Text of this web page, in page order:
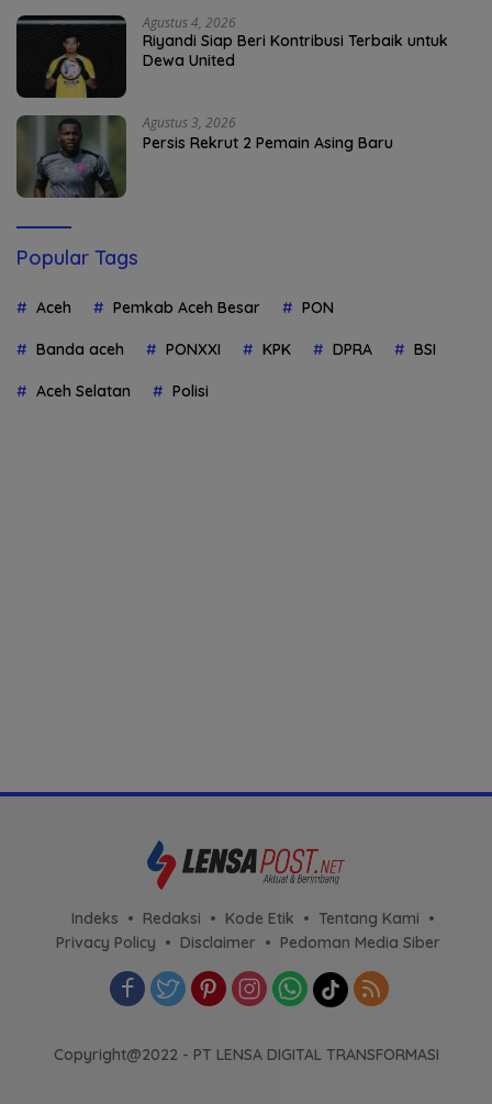
Agustus 4, 2026
Riyandi Siap Beri Kontribusi Terbaik untuk
Dewa United
Agustus 3, 2026
Persis Rekrut 2 Pemain Asing Baru
Popular Tags
Aceh Pemkab Aceh Besar PON
Banda aceh PONXXI KPK DPRA BSI
Aceh Selatan Polisi
Indeks Redaksi Kode Etik
Tentang Kami
Privacy Policy
Disclaimer Pedoman Media Siber
Copyright@2022 - PT LENSA DIGITAL TRANSFORMASI